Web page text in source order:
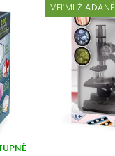
VEĽMI ŽIADANÉ